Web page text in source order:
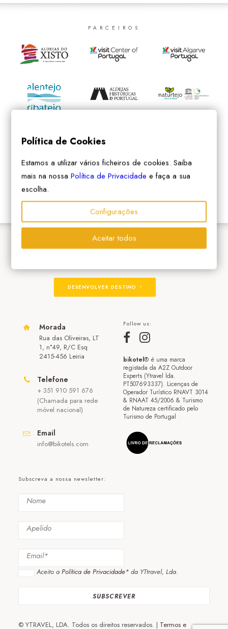
PARCEIROS
DESENVOLVER DESTINO
Morada
Rua das Oliveiras, LT
1, n°49, R/C Esq
2415-456 Leiria
Telefone
+ 351 910 591 676
(Chamada para rede
móvel nacional)
Email
info@bikotels.com
Follow us:
bikotel® é uma marca
registada da A2Z Outdoor
Experts (Ytravel lda.
PT507693337). Licenças de
Operador Turístico RNAVT 3014
& RNAAT 45/2006 & Turismo
de Natureza certificado pelo
Turismo de Portugal
Subscreva a nossa newsletter:
Aceito a Política de Privacidade* da YTtravel, Lda.
© YTRAVEL, LDA. Todos os direitos reservados. | Termos e
Política de Cookies
Estamos a utilizar vários ficheiros de cookies. Saiba
mais na nossaPolítica de Privacidade e faça a sua
escolha.
Configurações
Aceitar todos